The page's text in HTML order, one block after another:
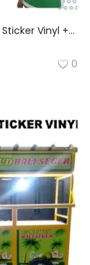
Cetak Sign Board Sticker Vinyl + Foamboard Custom Ukuran dan Desain
0